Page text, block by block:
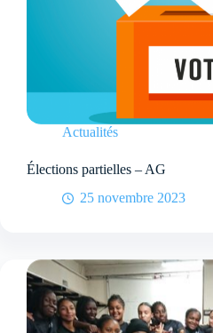
Actualités
Élections partielles – AG
25 novembre 2023